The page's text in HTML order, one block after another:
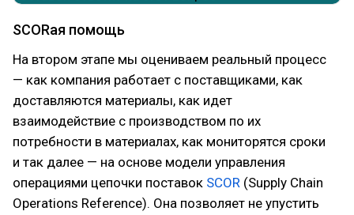
SCORая помощь
На втором этапе мы оцениваем реальный процесс
— как компания работает с поставщиками, как
доставляются материалы, как идет
взаимодействие с производством по их
потребности в материалах, как мониторятся сроки
и так далее — на основе модели управления
операциями цепочки поставок SCOR (Supply Chain
Operations Reference). Она позволяет не упустить